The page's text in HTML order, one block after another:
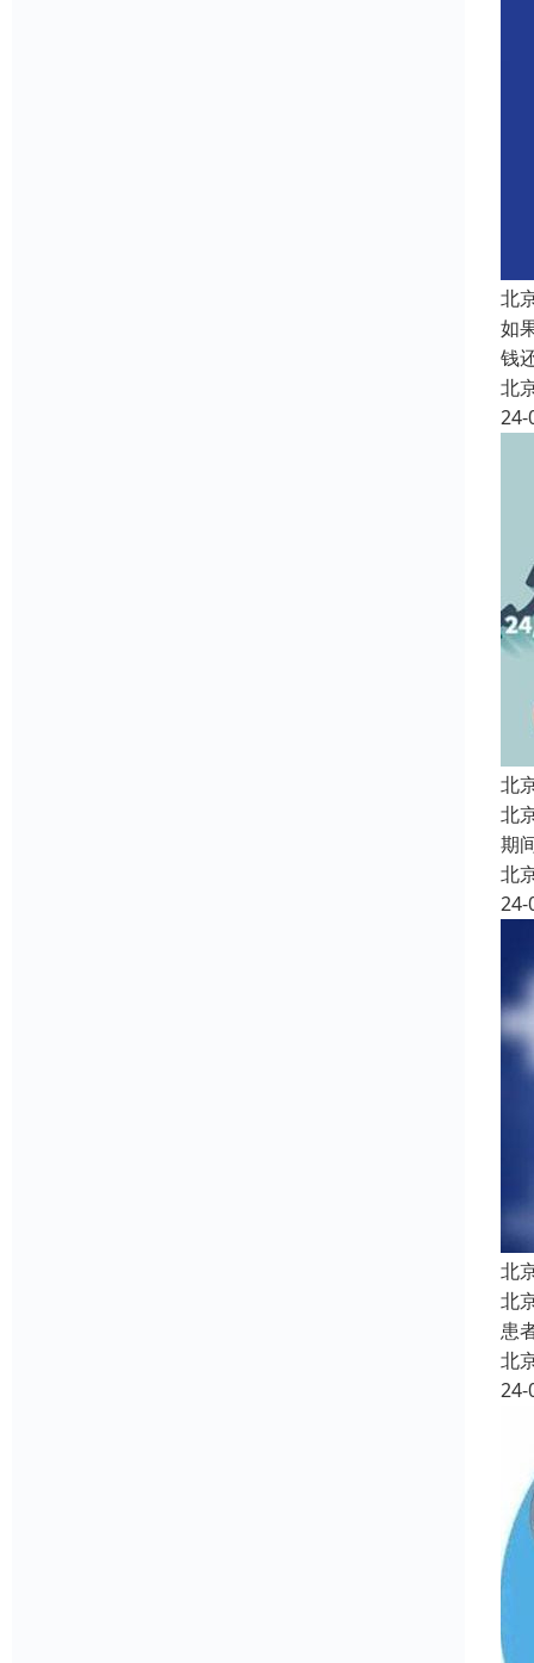
北
如
钱
北
24-
北
北
期
北
24-
北
北
患
北
24-